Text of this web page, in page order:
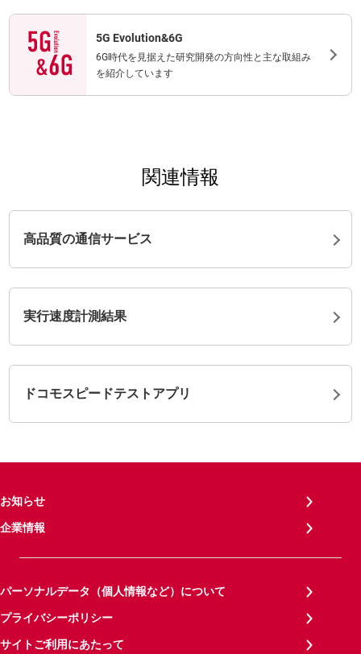
5G Evolution&6G
6G時代を見据えた研究開発の方向性と主な取組み
を紹介しています
関連情報
高品質の通信サービス
実行速度計測結果
ドコモスピードテストアプリ
お知らせ
企業情報
パーソナルデータ（個人情報など）について
プライバシーポリシー
サイトご利用にあたって